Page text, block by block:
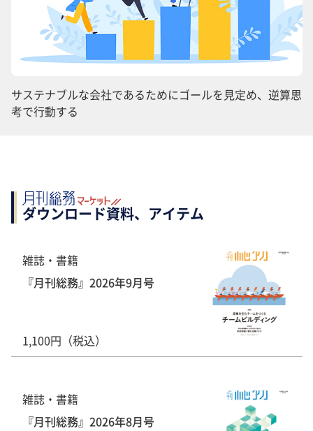
サステナブルな会社であるためにゴールを見定め、逆算思
考で行動する
ダウンロード資料、アイテム
雑誌・書籍
『月刊総務』2026年9月号
1,100円（税込）
雑誌・書籍
『月刊総務』2026年8月号